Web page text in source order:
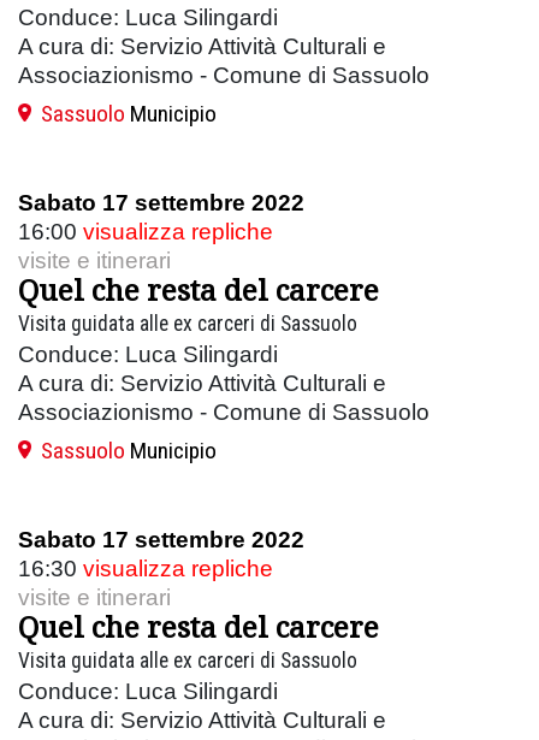
Conduce: Luca Silingardi
A cura di: Servizio Attività Culturali e
Associazionismo - Comune di Sassuolo
Sassuolo Municipio
Sabato 17 settembre 2022
16:00 visualizza repliche
visite e itinerari
Quel che resta del carcere
Visita guidata alle ex carceri di Sassuolo
Conduce: Luca Silingardi
A cura di: Servizio Attività Culturali e
Associazionismo - Comune di Sassuolo
Sassuolo Municipio
Sabato 17 settembre 2022
16:30 visualizza repliche
visite e itinerari
Quel che resta del carcere
Visita guidata alle ex carceri di Sassuolo
Conduce: Luca Silingardi
A cura di: Servizio Attività Culturali e